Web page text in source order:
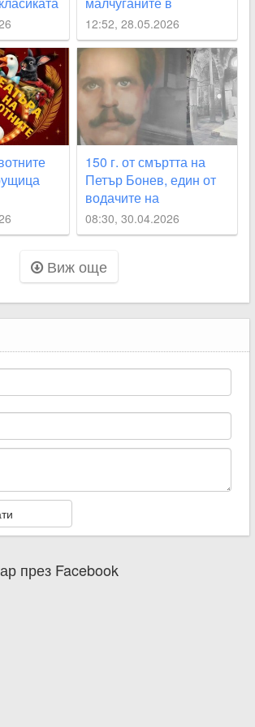
Перущица
12:52, 28.05.2026
150 г. от смъртта на
Петър Бонев, един от
водачите на
Априлското въстание в
Перущица
08:30, 30.04.2026
Виж още
през Facebook